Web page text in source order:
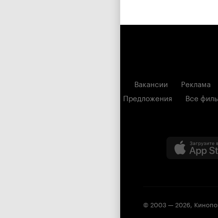
Вакансии Реклама
Предложения
Все
© 2003 — 2026,